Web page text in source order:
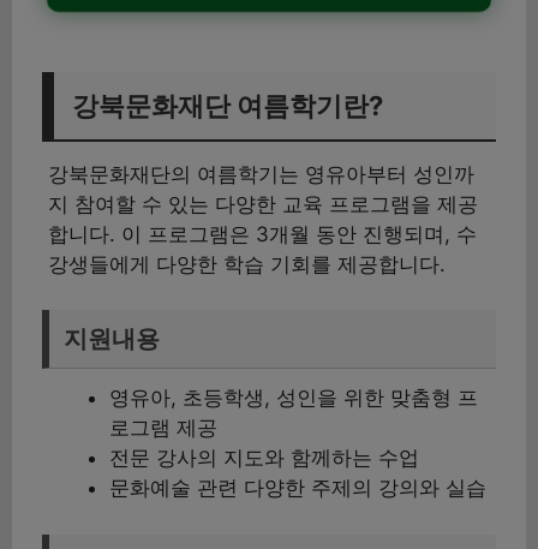
강북문화재단 여름학기란?
강북문화재단의 여름학기는 영유아부터 성인까
지 참여할 수 있는 다양한 교육 프로그램을 제공
합니다. 이 프로그램은 3개월 동안 진행되며, 수
강생들에게 다양한 학습 기회를 제공합니다.
지원내용
영유아, 초등학생, 성인을 위한 맞춤형 프
로그램 제공
전문 강사의 지도와 함께하는 수업
문화예술 관련 다양한 주제의 강의와 실습